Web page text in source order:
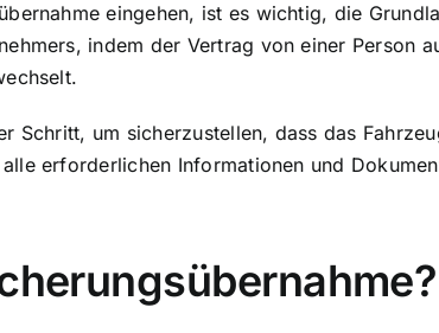
eingehen, ist es wichtig, die
indem der Vertrag von einer Person
Schritt, um sicherzustellen, dass das
erforderlichen Informationen und